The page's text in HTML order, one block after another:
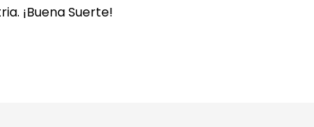
¡Buena Suerte!